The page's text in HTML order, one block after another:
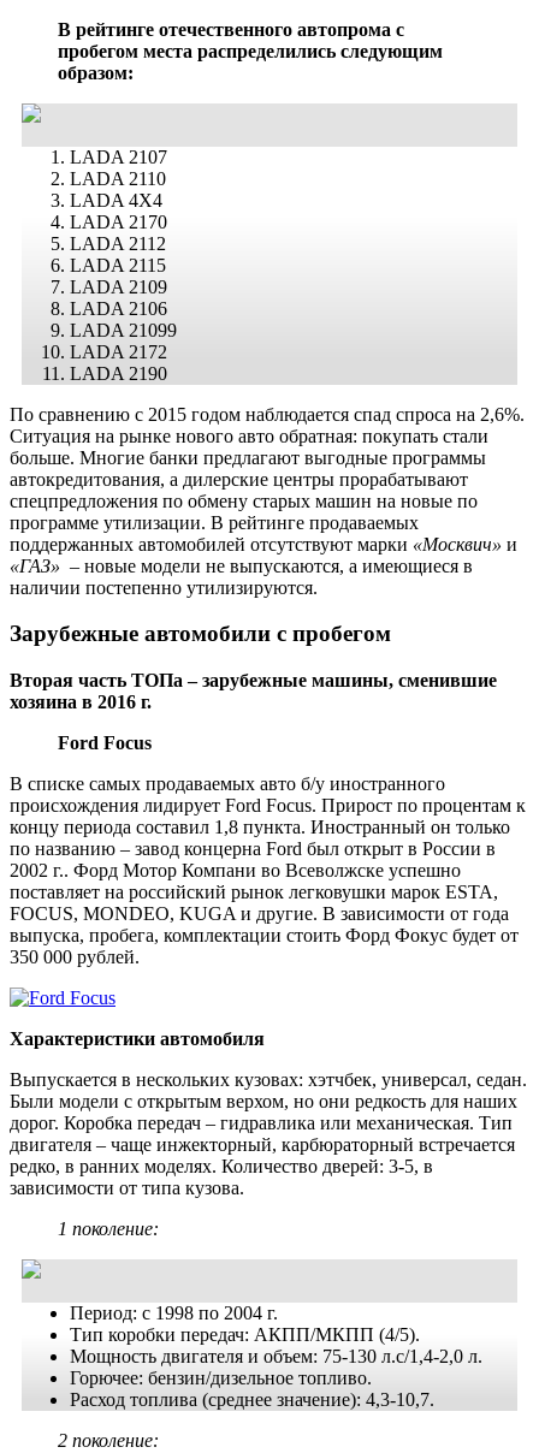
В рейтинге отечественного автопрома с
пробегом места распределились следующим
образом:
LADA 2107
LADA 2110
LADA 4X4
LADA 2170
LADA 2112
LADA 2115
LADA 2109
LADA 2106
LADA 21099
LADA 2172
LADA 2190
По сравнению с 2015 годом наблюдается спад спроса на 2,6%.
Ситуация на рынке нового авто обратная: покупать стали
больше. Многие банки предлагают выгодные программы
автокредитования, а дилерские центры прорабатывают
спецпредложения по обмену старых машин на новые по
программе утилизации. В рейтинге продаваемых
поддержанных автомобилей отсутствуют марки «Москвич» и
«ГАЗ» – новые модели не выпускаются, а имеющиеся в
наличии постепенно утилизируются.
Зарубежные автомобили с пробегом
Вторая часть ТОПа – зарубежные машины, сменившие
хозяина в 2016 г.
Ford Focus
В списке самых продаваемых авто б/у иностранного
происхождения лидирует Ford Focus. Прирост по процентам к
концу периода составил 1,8 пункта. Иностранный он только
по названию – завод концерна Ford был открыт в России в
2002 г.. Форд Мотор Компани во Всеволжске успешно
поставляет на российский рынок легковушки марок ESTA,
FOCUS, MONDEO, KUGA и другие. В зависимости от года
выпуска, пробега, комплектации стоить Форд Фокус будет от
350 000 рублей.
Характеристики автомобиля
Выпускается в нескольких кузовах: хэтчбек, универсал, седан.
Были модели с открытым верхом, но они редкость для наших
дорог. Коробка передач – гидравлика или механическая. Тип
двигателя – чаще инжекторный, карбюраторный встречается
редко, в ранних моделях. Количество дверей: 3-5, в
зависимости от типа кузова.
1 поколение:
Период: с 1998 по 2004 г.
Тип коробки передач: АКПП/МКПП (4/5).
Мощность двигателя и объем: 75-130 л.с/1,4-2,0 л.
Горючее: бензин/дизельное топливо.
Расход топлива (среднее значение): 4,3-10,7.
2 поколение: